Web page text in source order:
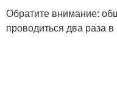
Обратите внимание:
проводиться два раза